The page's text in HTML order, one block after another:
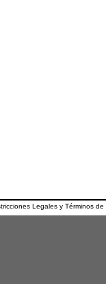
Legales y Términos de